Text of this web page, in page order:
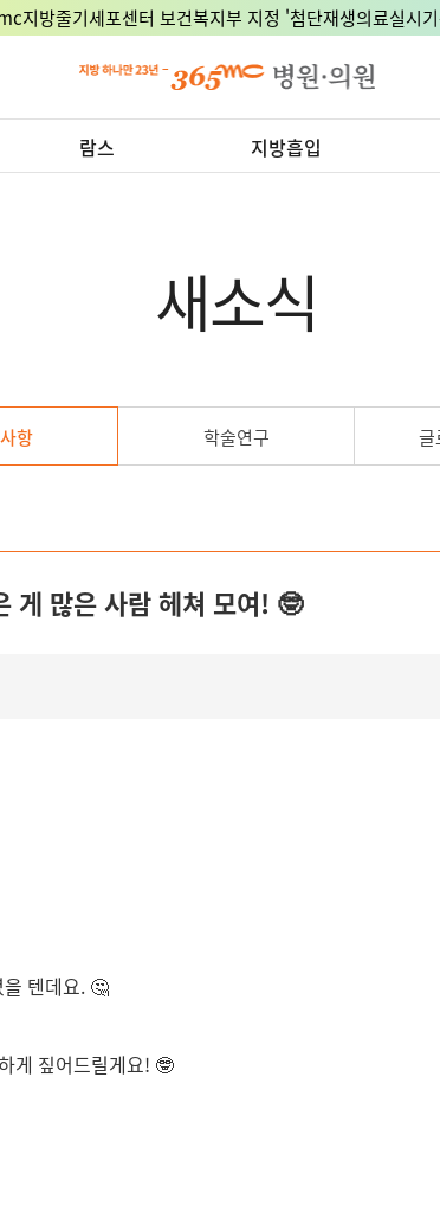
지방줄기세포센터 보건복지부 지정 '첨단재생의료실시
람스 지방흡입
새소식
항 학술연구
게 많은 사람 헤쳐 모여! 🤓
텐데요. 🤔
게 짚어드릴게요! 🤓